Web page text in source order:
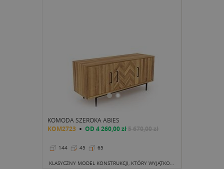
KOMODA SZEROKA ABIES
KOM2723 OD 4 260,00 zł5 670,00 zł
144 45 65
KLASYCZNY MODEL KONSTRUKCJI, KTÓRY WYJĄTKOWO PIĘKNĄ LINIĄ NATURALNEGO PIĘKNA ZYSKUJE SOBIE GRONO ZWOLENNIKÓW.